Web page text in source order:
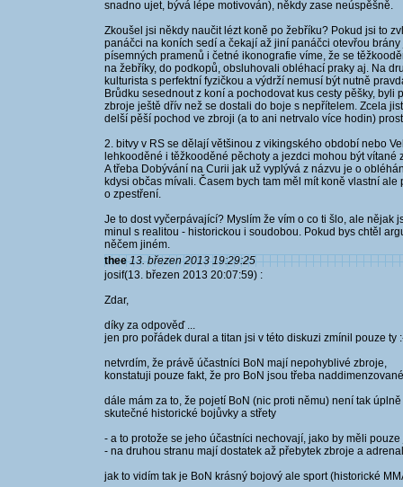
snadno ujet, bývá lépe motivován), někdy zase neúspěšně.
Zkoušel jsi někdy naučit lézt koně po žebříku? Pokud jsi to
panáčci na koních sedí a čekají až jiní panáčci otevřou
písemných pramenů i četné ikonografie víme, že se
na žebříky, do podkopů, obsluhovali obléhací praky aj. Na
kulturista s perfektní fyzičkou a výdrží nemusí být nutně
Brůdku sesednout z koní a pochodovat kus cesty pěšky,
zbroje ještě dřív než se dostali do boje s nepřítelem. Zcela
delší pěší pochod ve zbroji (a to ani netrvalo více hodin)
2. bitvy v RS se dělají většinou z vikingského období nebo
lehkooděné i těžkooděné pěchoty a jezdci mohou být
A třeba Dobývání na Curii jak už vyplývá z názvu je o
kdysi občas mívali. Časem bych tam měl mít koně vlastní
o zpestření.
Je to dost vyčerpávající? Myslím že vím o co ti šlo, ale nějak
minul s realitou - historickou i soudobou. Pokud bys chtěl
něčem jiném.
thee 13. březen 2013 19:29:25
josif(13. březen 2013 20:07:59) :
Zdar,
díky za odpověď ...
jen pro pořádek dural a titan jsi v této diskuzi zmínil pouze ty
netvrdím, že právě účastníci BoN mají nepohyblivé zbroje,
konstatuji pouze fakt, že pro BoN jsou třeba
dále mám za to, že pojetí BoN (nic proti němu) není tak
skutečné historické bojůvky a střety
- a to protože se jeho účastníci nechovají, jako by měli
- na druhou stranu mají dostatek až přebytek zbroje a
jak to vidím tak je BoN krásný bojový ale sport (historické